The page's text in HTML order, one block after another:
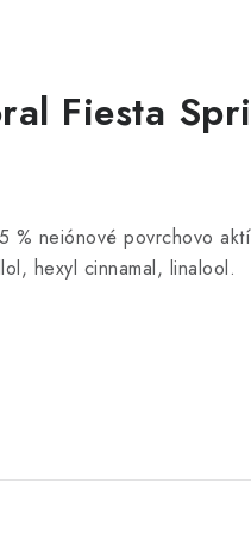
Fiesta
% neiónové povrchovo
hexyl cinnamal, linalool.